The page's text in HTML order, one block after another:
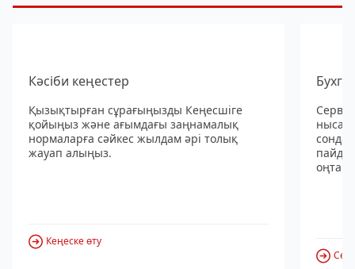
Кәсіби кеңестер
Қызықтырған сұрағыңызды Кеңесшіге
қойыңыз және ағымдағы заңнамалық
нормаларға сәйкес жылдам әрі толық
жауап алыңыз.
Кеңеске өту